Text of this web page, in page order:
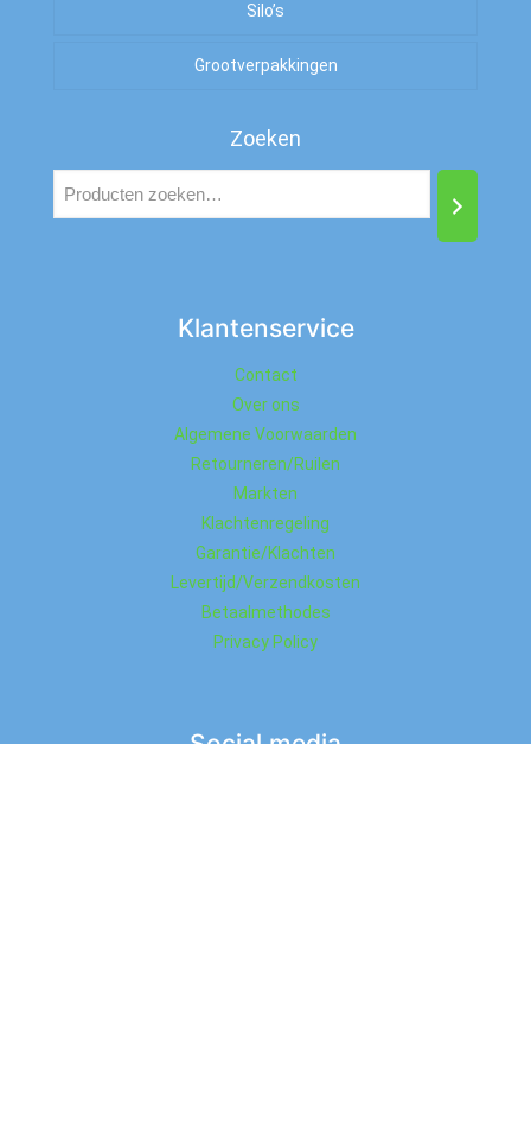
Zout
Silo’s
Grootverpakkingen
Zoeken
Klantenservice
Contact
Over ons
Algemene Voorwaarden
Retourneren/Ruilen
Markten
Klachtenregeling
Garantie/Klachten
Levertijd/Verzendkosten
Betaalmethodes
Privacy Policy
Social media